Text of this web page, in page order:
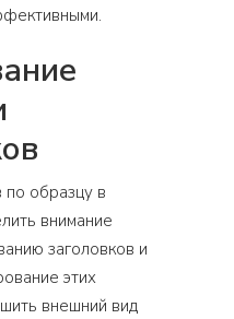
по образцу в
внимание
заголовков и
этих
внешний вид